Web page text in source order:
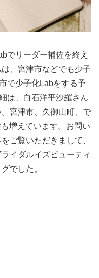
でリーダー補佐を終え
、宮津市などでも少子
で少子化Labをする予
は、白石洋平沙羅さん
宮津市、久御山町、で
増えています。お問い
ご覧いただきまして、
イダルイズビューティ
でした。